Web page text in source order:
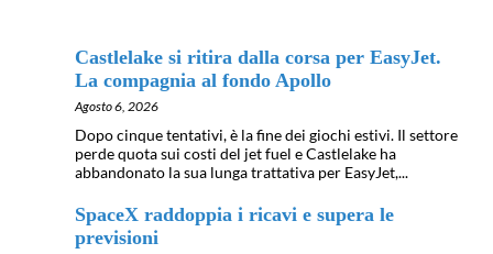
Castlelake si ritira dalla corsa per EasyJet.
La compagnia al fondo Apollo
Agosto 6, 2026
Dopo cinque tentativi, è la fine dei giochi estivi. Il settore
perde quota sui costi del jet fuel e Castlelake ha
abbandonato la sua lunga trattativa per EasyJet,...
SpaceX raddoppia i ricavi e supera le
previsioni